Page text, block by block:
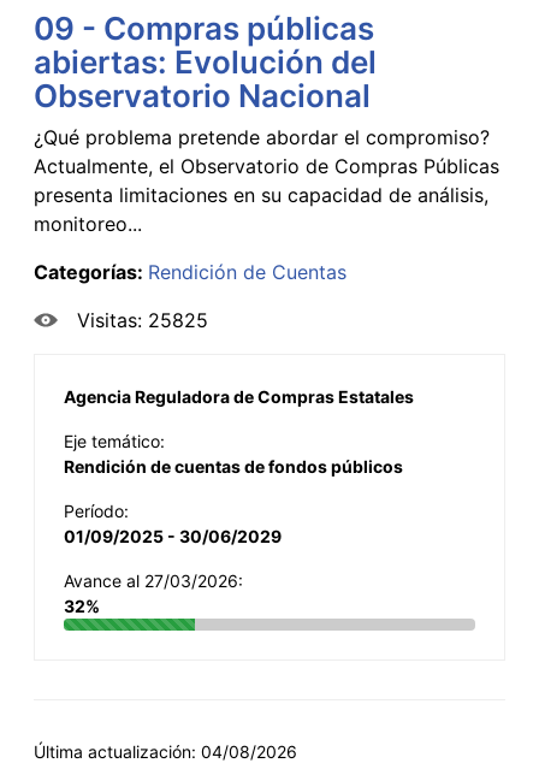
09 - Compras públicas
abiertas: Evolución del
Observatorio Nacional
¿Qué problema pretende abordar el compromiso?
Actualmente, el Observatorio de Compras Públicas
presenta limitaciones en su capacidad de análisis,
monitoreo...
Categorías: Rendición de Cuentas
Visitas: 25825
Agencia Reguladora de Compras Estatales
Eje temático:
Rendición de cuentas de fondos públicos
Período:
01/09/2025 - 30/06/2029
Avance al 27/03/2026:
32%
Última actualización: 04/08/2026